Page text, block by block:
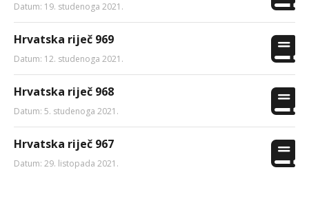
Datum: 19. studenoga 2021.
Hrvatska riječ 969
Datum: 12. studenoga 2021.
Hrvatska riječ 968
Datum: 5. studenoga 2021.
Hrvatska riječ 967
Datum: 29. listopada 2021.